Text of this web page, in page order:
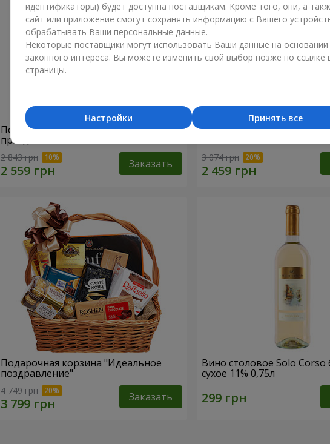
Подарочная корзина "Детский
праздник!"
2 843 грн Заказать
Подарочная корзина
3 074 грн
Подарочная корзина "Идеальное
поздравление"
4 749 грн Заказать
Вино столовое Solo Corso
сухое 11% 0,75л
идентификаторы) будет доступна поставщикам. Кроме того, они, а
сайт или приложение смогут сохранять информацию с Вашего
обрабатывать Ваши персональные данные.
Некоторые поставщики могут использовать Ваши данные на основании
законного интереса. Вы можете изменить свой выбор позже по ссылке
страницы.
Принять все
Настройки